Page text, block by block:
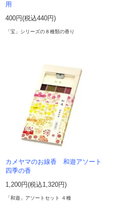
用
400円(税込440円)
「宝」シリーズの８種類の香り
カメヤマのお線香 和遊アソート
四季の香
1,200円(税込1,320円)
「和遊」アソートセット ４種